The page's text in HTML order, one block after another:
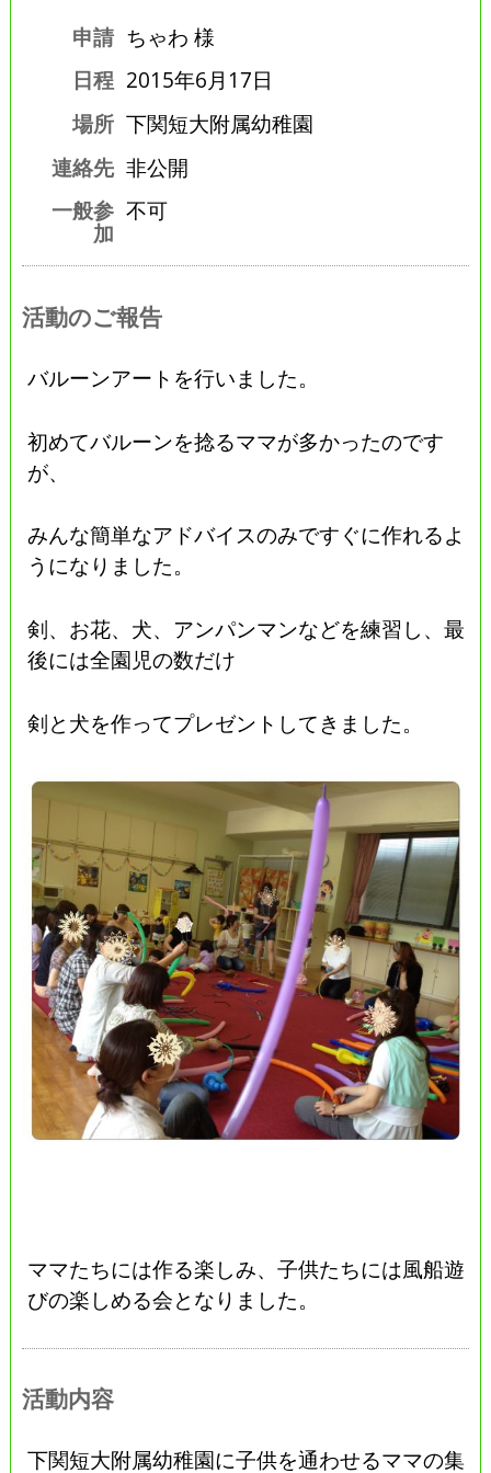
申請 ちゃわ 様
日程 2015年6月17日
場所 下関短大附属幼稚園
連絡先 非公開
一般参
加
不可
活動のご報告
バルーンアートを行いました。
初めてバルーンを捻るママが多かったのです
が、
みんな簡単なアドバイスのみですぐに作れるよ
うになりました。
剣、お花、犬、アンパンマンなどを練習し、最
後には全園児の数だけ
剣と犬を作ってプレゼントしてきました。
ママたちには作る楽しみ、子供たちには風船遊
びの楽しめる会となりました。
活動内容
下関短大附属幼稚園に子供を通わせるママの集